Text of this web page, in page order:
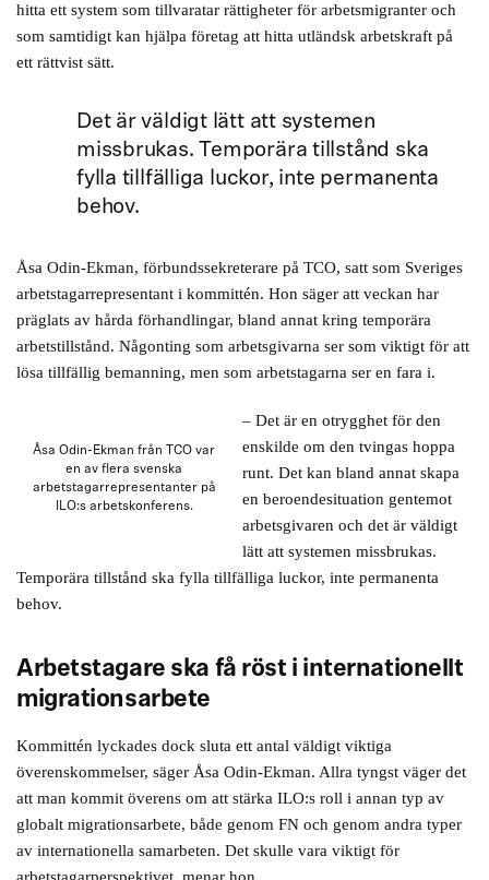
hitta ett system som tillvaratar rättigheter för arbetsmigranter och
som samtidigt kan hjälpa företag att hitta utländsk arbetskraft på
ett rättvist sätt.
Det är väldigt lätt att systemen
missbrukas. Temporära tillstånd ska
fylla tillfälliga luckor, inte permanenta
behov.
Åsa Odin-Ekman, förbundssekreterare på TCO, satt som Sveriges
arbetstagarrepresentant i kommittén. Hon säger att veckan har
präglats av hårda förhandlingar, bland annat kring temporära
arbetstillstånd. Någonting som arbetsgivarna ser som viktigt för att
lösa tillfällig bemanning, men som arbetstagarna ser en fara i.
Åsa Odin-Ekman från TCO var
en av flera svenska
arbetstagarrepresentanter på
ILO:s arbetskonferens.
– Det är en otrygghet för den
enskilde om den tvingas hoppa
runt. Det kan bland annat skapa
en beroendesituation gentemot
arbetsgivaren och det är väldigt
lätt att systemen missbrukas.
Temporära tillstånd ska fylla tillfälliga luckor, inte permanenta
behov.
Arbetstagare ska få röst i internationellt
migrationsarbete
Kommittén lyckades dock sluta ett antal väldigt viktiga
överenskommelser, säger Åsa Odin-Ekman. Allra tyngst väger det
att man kommit överens om att stärka ILO:s roll i annan typ av
globalt migrationsarbete, både genom FN och genom andra typer
av internationella samarbeten. Det skulle vara viktigt för